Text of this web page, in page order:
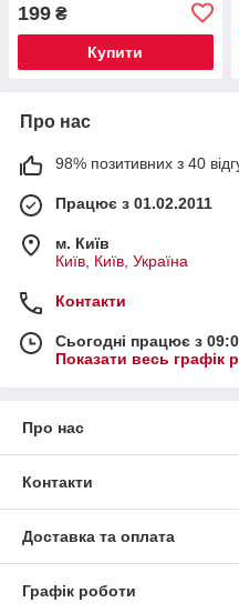
199 ₴
Купити
Про нас
98% позитивних з 40
Працює з 01.02.2011
м. Київ
Київ, Київ, Україна
Контакти
Сьогодні працює з
Показати весь графік
Про нас
Контакти
Доставка та оплата
Графік роботи